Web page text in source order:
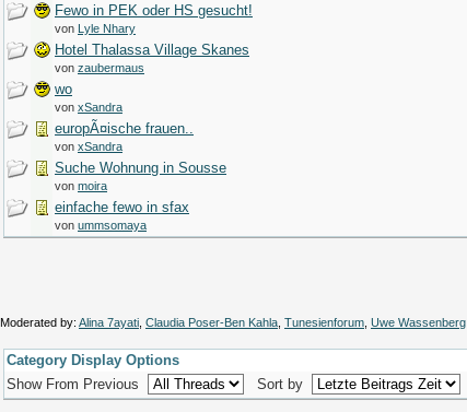
Fewo in PEK oder HS gesucht!
von Lyle Nhary
Hotel Thalassa Village Skanes
von zaubermaus
wo
von xSandra
europÃ¤ische frauen..
von xSandra
Suche Wohnung in Sousse
von moira
einfache fewo in sfax
von ummsomaya
Moderated by: Alina 7ayati Claudia Poser-Ben Kahla Tunesienforum Uwe Wassenberg
Category Display Options
Show From Previous
Sort by